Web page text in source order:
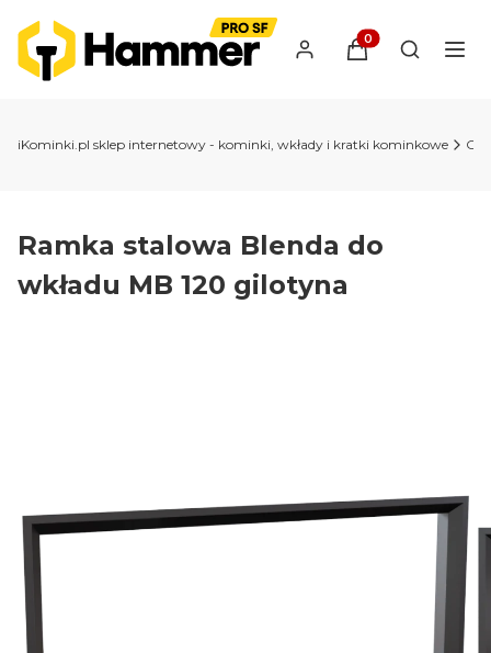
Produkty w
Otwórz
iKominki.pl sklep internetowy - kominki, wkłady i kratki kominkowe
Ramka stalowa Blenda do
wkładu MB 120 gilotyna